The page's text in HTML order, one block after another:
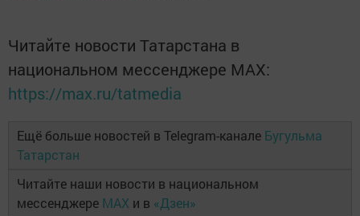
Читайте новости Татарстана в
национальном мессенджере MАХ:
https://max.ru/tatmedia
Ещё больше новостей в Telegram-канале Бугульма
Татарстан
Читайте наши новости в национальном
мессенджере MAX и в «Дзен»